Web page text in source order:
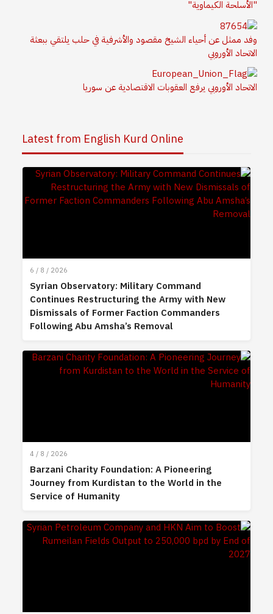
"الأسلحة الكيماوية"
وفد ممثل عن أحياء الشيخ مقصود والأشرفية في حلب يلتقي ببعثة
الاتحاد الأوروبي
الاتحاد الأوروبي يرفع العقوبات الاقتصادية عن سوريا
Latest from English Kurd Online
6 / 8 / 2026
Syrian Observatory: Military Command
Continues Restructuring the Army with New
Dismissals of Former Faction Commanders
Following Abu Amsha’s Removal
4 / 8 / 2026
Barzani Charity Foundation: A Pioneering
Journey from Kurdistan to the World in the
Service of Humanity